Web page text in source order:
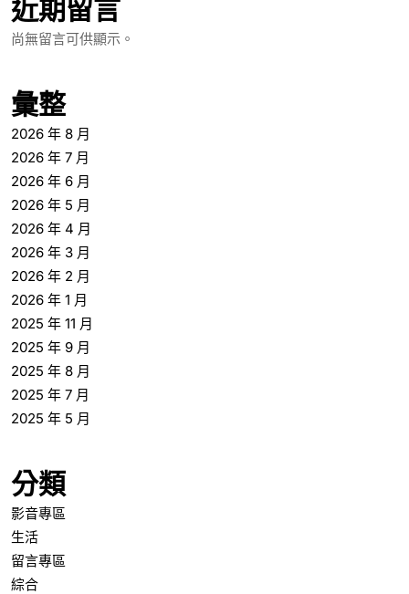
近期留言
尚無留言可供顯示。
彙整
2026 年 8 月
2026 年 7 月
2026 年 6 月
2026 年 5 月
2026 年 4 月
2026 年 3 月
2026 年 2 月
2026 年 1 月
2025 年 11 月
2025 年 9 月
2025 年 8 月
2025 年 7 月
2025 年 5 月
分類
影音專區
生活
留言專區
綜合